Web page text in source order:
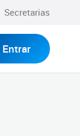
Secretarias
Entrar